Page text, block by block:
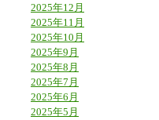
2025年12月
2025年11月
2025年10月
2025年9月
2025年8月
2025年7月
2025年6月
2025年5月